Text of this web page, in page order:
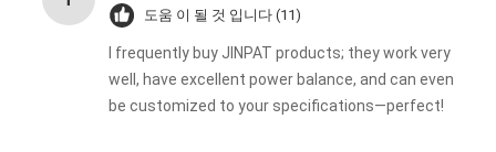
도움 이 될 것 입니다 (11)
I frequently buy JINPAT products; they work very
well, have excellent power balance, and can even
be customized to your specifications—perfect!